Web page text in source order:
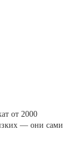
от 2000
— они сами